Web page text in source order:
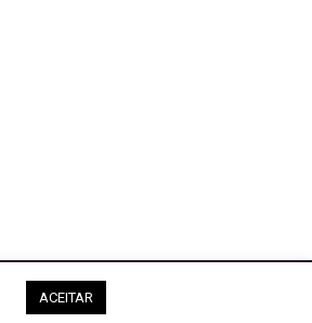
Fale Conosco
ACEITAR